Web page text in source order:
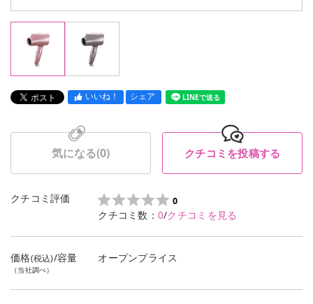
いいね！ シェア LINEで送る
気になる(0) クチコミを投稿する
クチコミ評価 0
クチコミ数： 0/クチコミを見る
価格(税込)/容量
（当社調べ）
オープンプライス